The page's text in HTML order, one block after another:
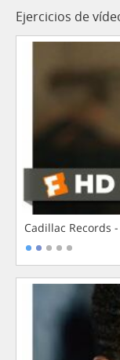
Ejercicios de
Cadillac Records